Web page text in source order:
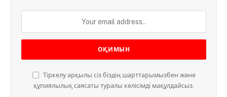
Тіркелу арқылы сіз біздің шарттарымызбен және
құпиялылық саясаты туралы келісімді мақұлдайсыз.